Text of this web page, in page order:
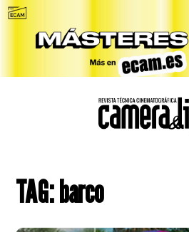
TAG: barco